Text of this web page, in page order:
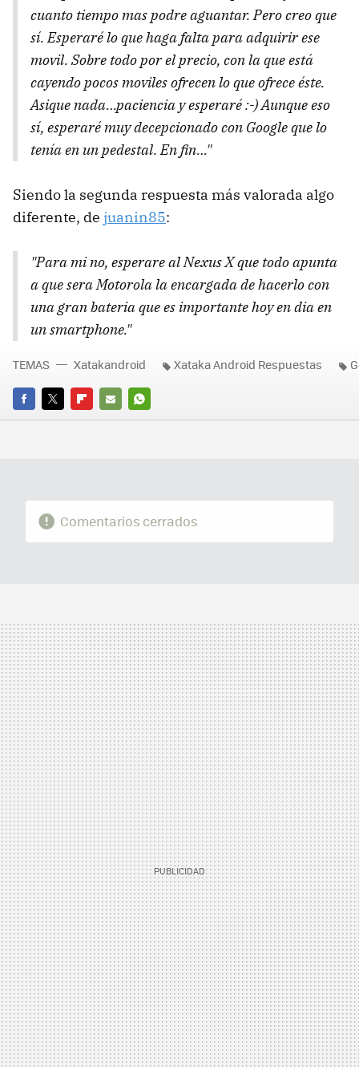
cuanto tiempo mas podre aguantar. Pero creo que
sí. Esperaré lo que haga falta para adquirir ese
movil. Sobre todo por el precio, con la que está
cayendo pocos moviles ofrecen lo que ofrece éste.
Asique nada…paciencia y esperaré :-) Aunque eso
sí, esperaré muy decepcionado con Google que lo
tenía en un pedestal. En fin…"
Siendo la segunda respuesta más valorada algo
diferente, de juanin85:
"Para mi no, esperare al Nexus X que todo apunta
a que sera Motorola la encargada de hacerlo con
una gran bateria que es importante hoy en dia en
un smartphone."
FACEBOOK
TWITTERFLIPBOARD
E-
WHATSAPP
TEMAS Xatakandroid Xataka Android Respuestas
Comentarios cerrados